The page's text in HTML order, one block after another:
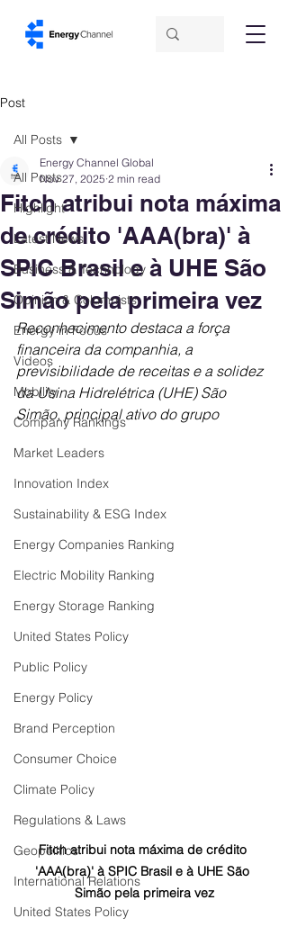
Post
All Posts
Highlight
Latest News
Business & Technology
Opinion & Columnists
Energy in Focus
Videos
Mobility
Company Rankings
Market Leaders
Innovation Index
Sustainability & ESG Index
Energy Companies Ranking
Electric Mobility Ranking
Energy Storage Ranking
United States Policy
Public Policy
Energy Policy
Brand Perception
Consumer Choice
Climate Policy
Regulations & Laws
Geopolitics
International Relations
United States Policy
All Posts
Fitch atribui nota máxima
de crédito 'AAA(bra)' à
SPIC Brasil e à UHE São
Simão pela primeira vez
Energy Channel Global
Nov 27, 2025 2 min read
Reconhecimento destaca a força
financeira da companhia, a
previsibilidade de receitas e a solidez
da Usina Hidrelétrica (UHE) São
Simão, principal ativo do grupo
Fitch atribui nota máxima de crédito
'AAA(bra)' à SPIC Brasil e à UHE São
Simão pela primeira vez